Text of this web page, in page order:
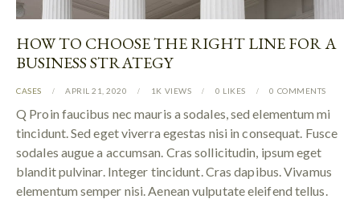
HOW TO CHOOSE THE RIGHT LINE FOR A
BUSINESS STRATEGY
CASES APRIL 21, 2020 1K VIEWS 0 LIKES 0 COMMENTS
Q Proin faucibus nec mauris a sodales, sed elementum mi
tincidunt. Sed eget viverra egestas nisi in consequat. Fusce
sodales augue a accumsan. Cras sollicitudin, ipsum eget
blandit pulvinar. Integer tincidunt. Cras dapibus. Vivamus
elementum semper nisi. Aenean vulputate eleifend tellus.